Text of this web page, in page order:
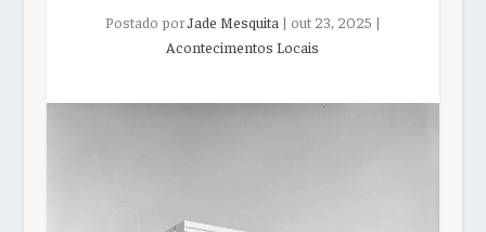
Postado porJade Mesquita | out 23, 2025 |
Acontecimentos Locais